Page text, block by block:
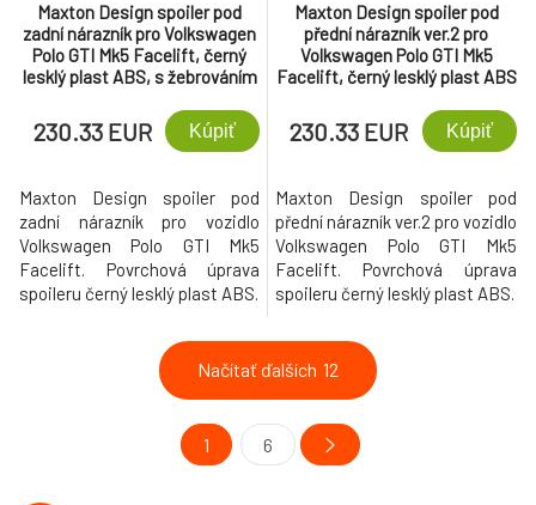
Maxton Design spoiler pod
zadní nárazník pro Volkswagen
Polo GTI Mk5 Facelift, černý
lesklý plast ABS, s žebrováním
230.33 EUR Kúpiť
Maxton Design spoiler pod
zadní nárazník pro vozidlo
Volkswagen Polo GTI Mk5
Facelift. Povrchová úprava
spoileru černý lesklý plast ABS.
Maxton Design spoiler pod
přední nárazník ver.2 pro
Volkswagen Polo GTI Mk5
Facelift, černý lesklý plast ABS
230.33 EUR Kúpiť
Maxton Design spoiler pod
přední nárazník ver.2 pro vozidlo
Volkswagen Polo GTI Mk5
Facelift. Povrchová úprava
spoileru černý lesklý plast ABS.
Načítať ďalších 12
1 6